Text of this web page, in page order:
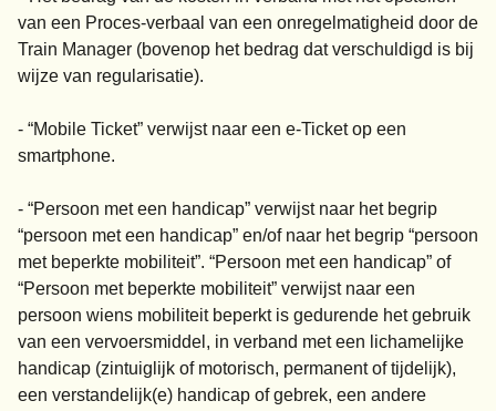
van een Proces-verbaal van een onregelmatigheid door de
Train Manager (bovenop het bedrag dat verschuldigd is bij
wijze van regularisatie).
- “Mobile Ticket” verwijst naar een e-Ticket op een
smartphone.
- “Persoon met een handicap” verwijst naar het begrip
“persoon met een handicap” en/of naar het begrip “persoon
met beperkte mobiliteit”. “Persoon met een handicap” of
“Persoon met beperkte mobiliteit” verwijst naar een
persoon wiens mobiliteit beperkt is gedurende het gebruik
van een vervoersmiddel, in verband met een lichamelijke
handicap (zintuiglijk of motorisch, permanent of tijdelijk),
een verstandelijk(e) handicap of gebrek, een andere